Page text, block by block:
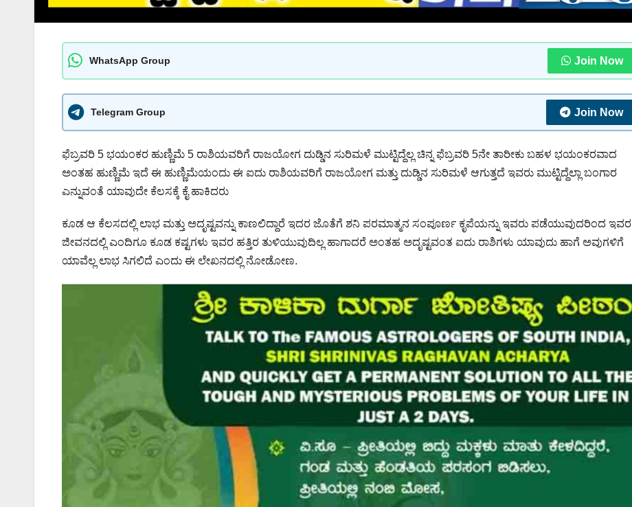
WhatsApp Group Join Now
Telegram Group Join Now
ಫೆಬ್ರವರಿ 5 ಭಯಂಕರ ಹುಣ್ಣಿಮೆ 5 ರಾಶಿಯವರಿಗೆ ರಾಜಯೋಗ ದುಡ್ಡಿನ ಸುರಿಮಳೆ ಮುಟ್ಟಿದ್ದೆಲ್ಲ ಚಿನ್ನ ಫೆಬ್ರವರಿ 5ನೇ ತಾರೀಕು ಬಹಳ ಭಯಂಕರವಾದ
ಅಂತಹ ಹುಣ್ಣಿಮೆ ಇದೆ ಈ ಹುಣ್ಣಿಮೆಯಂದು ಈ ಐದು ರಾಶಿಯವರಿಗೆ ರಾಜಯೋಗ ಮತ್ತು ದುಡ್ಡಿನ ಸುರಿಮಳೆ ಆಗುತ್ತದೆ ಇವರು ಮುಟ್ಟಿದ್ದೆಲ್ಲಾ ಬಂಗಾರ
ಎನ್ನುವಂತೆ ಯಾವುದೇ ಕೆಲಸಕ್ಕೆ ಕೈ ಹಾಕಿದರು
ಕೂಡ ಆ ಕೆಲಸದಲ್ಲಿ ಲಾಭ ಮತ್ತು ಅದೃಷ್ಟವನ್ನು ಕಾಣಲಿದ್ದಾರೆ ಇದರ ಜೊತೆಗೆ ಶನಿ ಪರಮಾತ್ಮನ ಸಂಪೂರ್ಣ ಕೃಪೆಯನ್ನು ಇವರು ಪಡೆಯುವುದರಿಂದ ಇವರ
ಜೀವನದಲ್ಲಿ ಎಂದಿಗೂ ಕೂಡ ಕಷ್ಟಗಳು ಇವರ ಹತ್ತಿರ ತುಳಿಯುವುದಿಲ್ಲ ಹಾಗಾದರೆ ಅಂತಹ ಅದೃಷ್ಟವಂತ ಐದು ರಾಶಿಗಳು ಯಾವುದು ಹಾಗೆ ಅವುಗಳಿಗೆ
ಯಾವೆಲ್ಲ ಲಾಭ ಸಿಗಲಿದೆ ಎಂದು ಈ ಲೇಖನದಲ್ಲಿ ನೋಡೋಣ.